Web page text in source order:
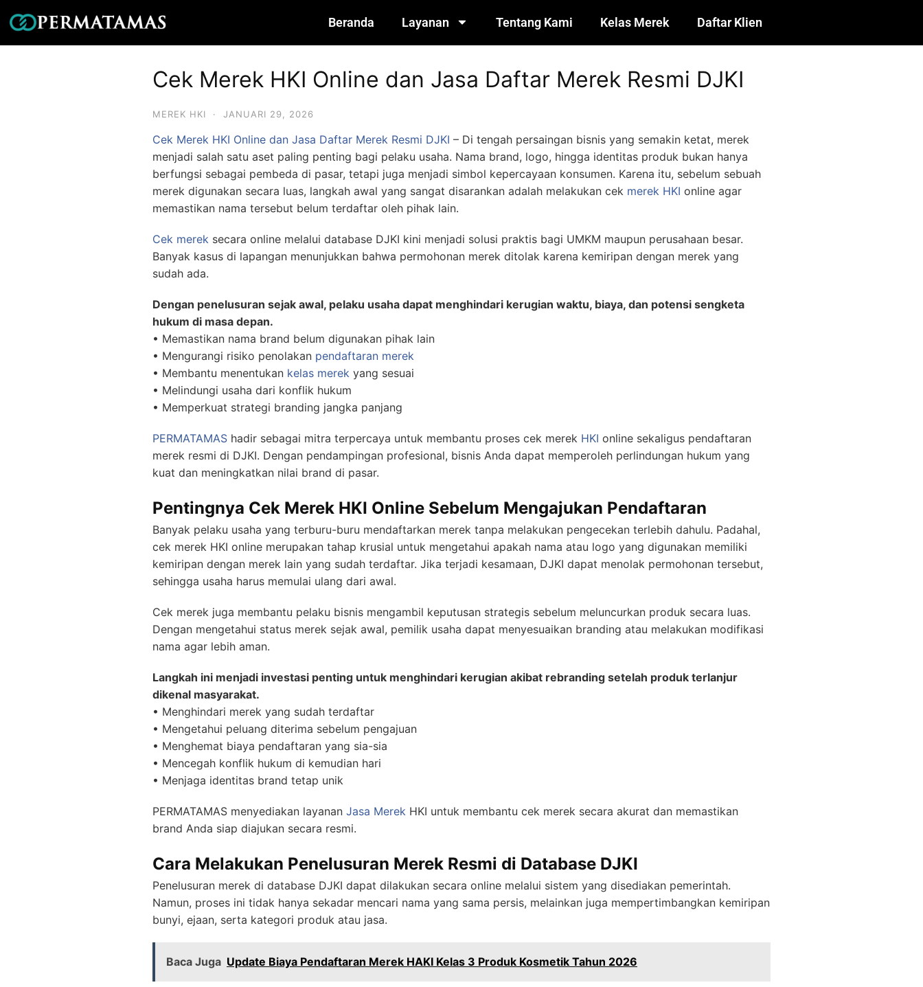
Beranda Layanan Tentang Kami Kelas Merek Daftar Klien
Cek Merek HKI Online dan Jasa Daftar Merek Resmi DJKI
MEREK HKI · JANUARI 29, 2026
Cek Merek HKI Online dan Jasa Daftar Merek Resmi DJKI – Di tengah persaingan bisnis yang semakin ketat, merek
menjadi salah satu aset paling penting bagi pelaku usaha. Nama brand, logo, hingga identitas produk bukan hanya
berfungsi sebagai pembeda di pasar, tetapi juga menjadi simbol kepercayaan konsumen. Karena itu, sebelum sebuah
merek digunakan secara luas, langkah awal yang sangat disarankan adalah melakukan cek merek HKI online agar
memastikan nama tersebut belum terdaftar oleh pihak lain.
Cek merek secara online melalui database DJKI kini menjadi solusi praktis bagi UMKM maupun perusahaan besar.
Banyak kasus di lapangan menunjukkan bahwa permohonan merek ditolak karena kemiripan dengan merek yang
sudah ada.
Dengan penelusuran sejak awal, pelaku usaha dapat menghindari kerugian waktu, biaya, dan potensi sengketa
hukum di masa depan.
• Memastikan nama brand belum digunakan pihak lain
• Mengurangi risiko penolakan pendaftaran merek
• Membantu menentukan kelas merek yang sesuai
• Melindungi usaha dari konflik hukum
• Memperkuat strategi branding jangka panjang
PERMATAMAS hadir sebagai mitra terpercaya untuk membantu proses cek merek HKI online sekaligus pendaftaran
merek resmi di DJKI. Dengan pendampingan profesional, bisnis Anda dapat memperoleh perlindungan hukum yang
kuat dan meningkatkan nilai brand di pasar.
Pentingnya Cek Merek HKI Online Sebelum Mengajukan Pendaftaran
Banyak pelaku usaha yang terburu-buru mendaftarkan merek tanpa melakukan pengecekan terlebih dahulu. Padahal,
cek merek HKI online merupakan tahap krusial untuk mengetahui apakah nama atau logo yang digunakan memiliki
kemiripan dengan merek lain yang sudah terdaftar. Jika terjadi kesamaan, DJKI dapat menolak permohonan tersebut,
sehingga usaha harus memulai ulang dari awal.
Cek merek juga membantu pelaku bisnis mengambil keputusan strategis sebelum meluncurkan produk secara luas.
Dengan mengetahui status merek sejak awal, pemilik usaha dapat menyesuaikan branding atau melakukan modifikasi
nama agar lebih aman.
Langkah ini menjadi investasi penting untuk menghindari kerugian akibat rebranding setelah produk terlanjur
dikenal masyarakat.
• Menghindari merek yang sudah terdaftar
• Mengetahui peluang diterima sebelum pengajuan
• Menghemat biaya pendaftaran yang sia-sia
• Mencegah konflik hukum di kemudian hari
• Menjaga identitas brand tetap unik
PERMATAMAS menyediakan layanan Jasa Merek HKI untuk membantu cek merek secara akurat dan memastikan
brand Anda siap diajukan secara resmi.
Cara Melakukan Penelusuran Merek Resmi di Database DJKI
Penelusuran merek di database DJKI dapat dilakukan secara online melalui sistem yang disediakan pemerintah.
Namun, proses ini tidak hanya sekadar mencari nama yang sama persis, melainkan juga mempertimbangkan kemiripan
bunyi, ejaan, serta kategori produk atau jasa.
Baca Juga Update Biaya Pendaftaran Merek HAKI Kelas 3 Produk Kosmetik Tahun 2026